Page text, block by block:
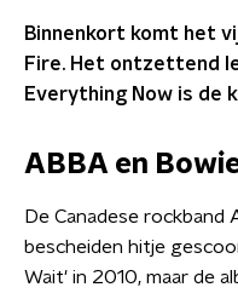
Binnenkort komt het
Fire. Het ontzettend
Everything Now is de
ABBA en
De Canadese rockband
bescheiden hitje
Wait' in 2010, maar de